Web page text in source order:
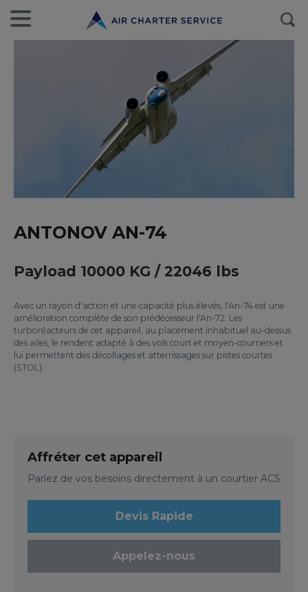
ANTONOV AN-74
Payload 10000 KG / 22046 lbs
Avec un rayon d'action et une capacité plus élevés, l'An-74 est une
amélioration complète de son prédécesseur l'An-72. Les
turboréacteurs de cet appareil, au placement inhabituel au-dessus
des ailes, le rendent adapté à des vols court et moyen-courriers et
lui permettent des décollages et atterrissages sur pistes courtes
(STOL).
Affréter cet appareil
Parlez de vos besoins directement à un courtier ACS
Devis Rapide
Appelez-nous